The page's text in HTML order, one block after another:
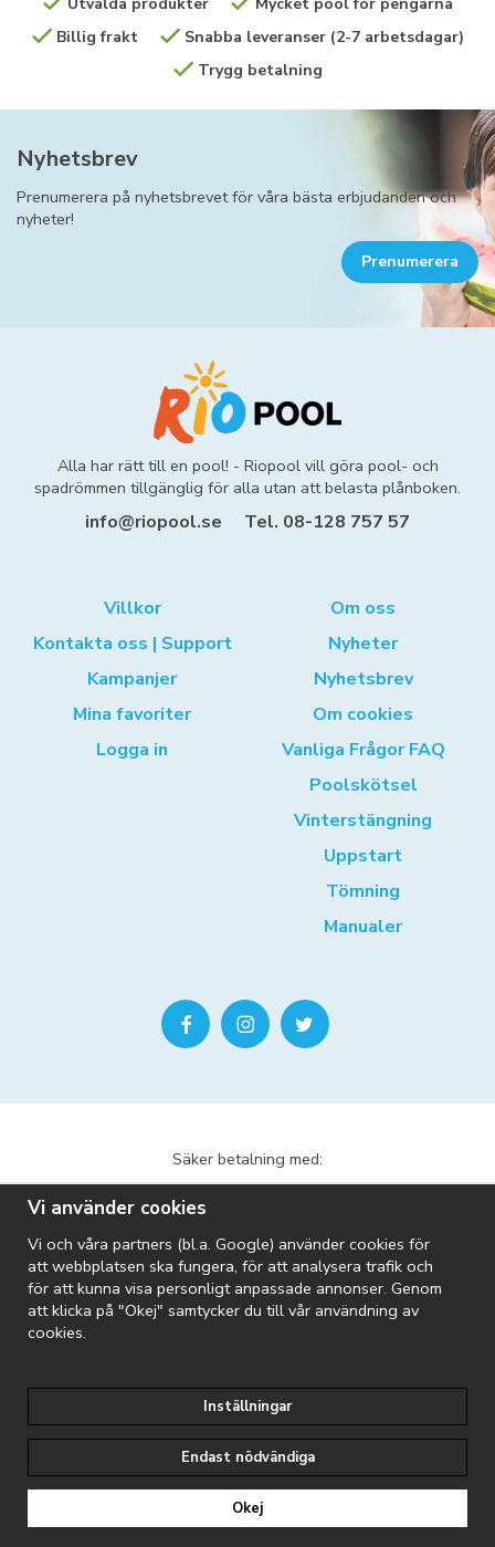
Billig frakt
Snabba leveranser (2-7 arbetsdagar)
Trygg betalning
Nyhetsbrev
Prenumerera på nyhetsbrevet för våra bästa erbjudanden och
nyheter!
Prenumerera
Alla har rätt till en pool! - Riopool vill göra pool- och
spadrömmen tillgänglig för alla utan att belasta plånboken.
info@riopool.se Tel. 08-128 757 57
Villkor
Kontakta oss | Support
Kampanjer
Mina favoriter
Logga in
Om oss
Nyheter
Nyhetsbrev
Om cookies
Vanliga Frågor FAQ
Poolskötsel
Vinterstängning
Uppstart
Tömning
Manualer
Säker betalning med:
Vi skickar med:
Riopool är en del av Folkpool-koncernen:
Sveriges största pool- & spaleverantör Fynda märkesspabad
Vi använder cookies
Vi och våra partners (bl.a. Google) använder cookies för
att webbplatsen ska fungera, för att analysera trafik och
för att kunna visa personligt anpassade annonser. Genom
att klicka på "Okej" samtycker du till vår användning av
cookies.
Inställningar
Endast nödvändiga
Okej